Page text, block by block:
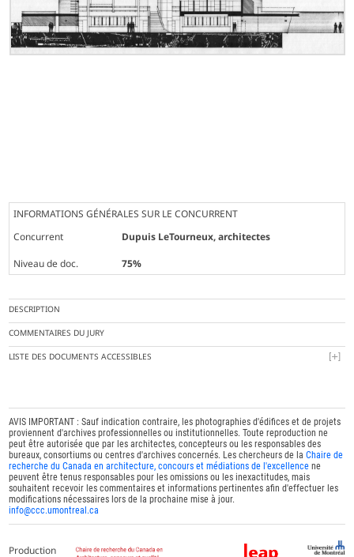
INFORMATIONS GÉNÉRALES SUR LE CONCURRENT
Concurrent
Dupuis LeTourneux, architectes
Niveau de doc.
75%
DESCRIPTION
COMMENTAIRES DU JURY
LISTE DES DOCUMENTS ACCESSIBLES
AVIS IMPORTANT : Sauf indication contraire, les photographies d'édifices et de projets
proviennent d'archives professionnelles ou institutionnelles. Toute reproduction ne
peut être autorisée que par les architectes, concepteurs ou les responsables des
bureaux, consortiums ou centres d'archives concernés. Les chercheurs de laChaire de
recherche du Canada en architecture, concours et médiations de l'excellence ne
peuvent être tenus responsables pour les omissions ou les inexactitudes, mais
souhaitent recevoir les commentaires et informations pertinentes afin d'effectuer les
modifications nécessaires lors de la prochaine mise à jour.
info@ccc.umontreal.ca
Production